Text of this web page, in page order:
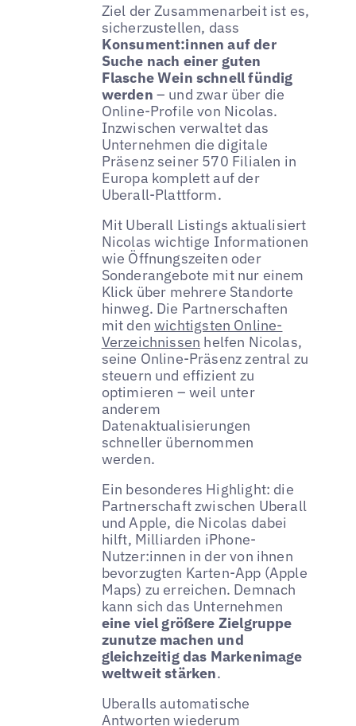
Ziel der Zusammenarbeit ist es,
sicherzustellen, dass
Konsument:innen auf der
Suche nach einer guten
Flasche Wein schnell fündig
werden – und zwar über die
Online-Profile von Nicolas.
Inzwischen verwaltet das
Unternehmen die digitale
Präsenz seiner 570 Filialen in
Europa komplett auf der
Uberall-Plattform.
Mit Uberall Listings aktualisiert
Nicolas wichtige Informationen
wie Öffnungszeiten oder
Sonderangebote mit nur einem
Klick über mehrere Standorte
hinweg. Die Partnerschaften
mit denwichtigsten Online-
Verzeichnissen helfen Nicolas,
seine Online-Präsenz zentral zu
steuern und effizient zu
optimieren – weil unter
anderem
Datenaktualisierungen
schneller übernommen
werden.
Ein besonderes Highlight: die
Partnerschaft zwischen Uberall
und Apple, die Nicolas dabei
hilft, Milliarden iPhone-
Nutzer:innen in der von ihnen
bevorzugten Karten-App (Apple
Maps) zu erreichen. Demnach
kann sich das Unternehmen
eine viel größere Zielgruppe
zunutze machen und
gleichzeitig das Markenimage
weltweit stärken.
Uberalls automatische
Antworten wiederum